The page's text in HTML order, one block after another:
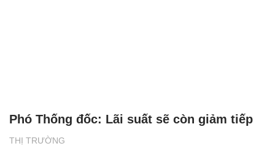
THỊ TRƯỜNG
Phó Thống đốc: Lãi suất sẽ còn giảm tiếp